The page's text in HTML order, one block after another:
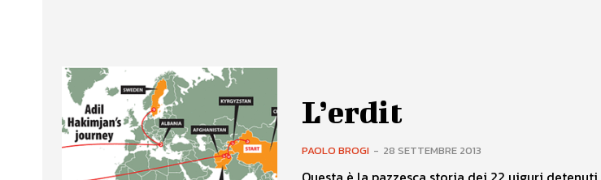
L’erdit
PAOLO BROGI - 28 SETTEMBRE 2013